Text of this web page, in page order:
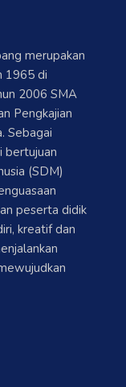
merupakan
1965 di
2006 SMA
Pengkajian
Sebagai
bertujuan
(SDM)
peserta didik
kreatif dan